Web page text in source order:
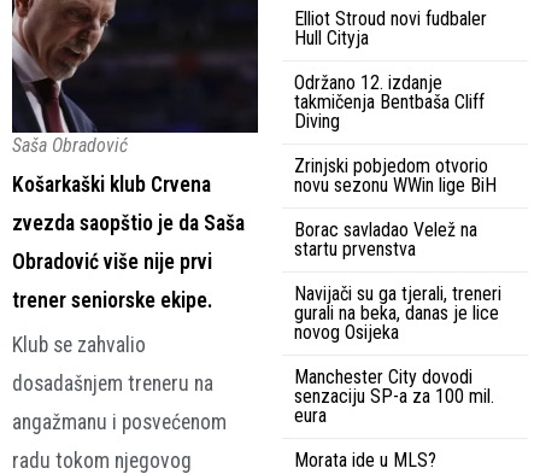
Saša Obradović
Košarkaški klub Crvena
zvezda saopštio je da Saša
Obradović više nije prvi
trener seniorske ekipe.
Klub se zahvalio
dosadašnjem treneru na
angažmanu i posvećenom
radu tokom njegovog
Elliot Stroud novi fudbaler
Hull Cityja
Održano 12. izdanje
takmičenja Bentbaša Cliff
Diving
Zrinjski pobjedom otvorio
novu sezonu WWin lige BiH
Borac savladao Velež na
startu prvenstva
Navijači su ga tjerali, treneri
gurali na beka, danas je lice
novog Osijeka
Manchester City dovodi
senzaciju SP-a za 100 mil.
eura
Morata ide u MLS?